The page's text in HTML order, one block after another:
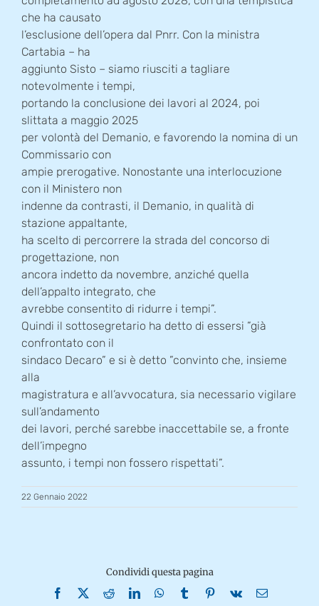
che ha causato
l’esclusione dell’opera dal Pnrr. Con la ministra
Cartabia – ha
aggiunto Sisto – siamo riusciti a tagliare
notevolmente i tempi,
portando la conclusione dei lavori al 2024, poi
slittata a maggio 2025
per volontà del Demanio, e favorendo la nomina di un
Commissario con
ampie prerogative. Nonostante una interlocuzione
con il Ministero non
indenne da contrasti, il Demanio, in qualità di
stazione appaltante,
ha scelto di percorrere la strada del concorso di
progettazione, non
ancora indetto da novembre, anziché quella
dell’appalto integrato, che
avrebbe consentito di ridurre i tempi”.
Quindi il sottosegretario ha detto di essersi ”già
confrontato con il
sindaco Decaro” e si è detto ”convinto che, insieme
alla
magistratura e all’avvocatura, sia necessario vigilare
sull’andamento
dei lavori, perché sarebbe inaccettabile se, a fronte
dell’impegno
assunto, i tempi non fossero rispettati”.
22 Gennaio 2022
Condividi questa pagina
Facebook
X RedditLinkedInWhatsApp
TumblrPinterest
Vk Email